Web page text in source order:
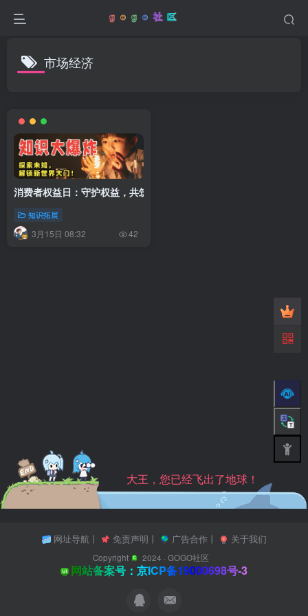
市场经济
消费者权益日：守护权益，共筑诚信消费环境
知识拓展
3月15日 08:32 42
大王，您已经飞出了地球！
网址导航 丨 免责声明 丨 广告合作丨 关于我们
Copyright 2024 ·GOGO社区
网站备案号：京ICP备19000698号-3